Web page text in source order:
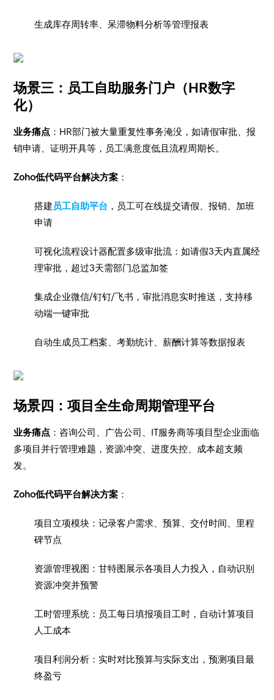
生成库存周转率、呆滞物料分析等管理报表
场景三：员工自助服务门户（HR数字
化）
业务痛点 ：HR部门被大量重复性事务淹没，如请假审批、报
销申请、证明开具等，员工满意度低且流程周期长。
Zoho低代码平台解决方案 ：
搭建 员工自助平台 ，员工可在线提交请假、报销、加班
申请
可视化流程设计器配置多级审批流：如请假3天内直属经
理审批，超过3天需部门总监加签
集成企业微信/钉钉/飞书，审批消息实时推送，支持移
动端一键审批
自动生成员工档案、考勤统计、薪酬计算等数据报表
场景四：项目全生命周期管理平台
业务痛点 ：咨询公司、广告公司、IT服务商等项目型企业面临
多项目并行管理难题，资源冲突、进度失控、成本超支频
发。
Zoho低代码平台解决方案 ：
项目立项模块：记录客户需求、预算、交付时间、里程
碑节点
资源管理视图：甘特图展示各项目人力投入，自动识别
资源冲突并预警
工时管理系统：员工每日填报项目工时，自动计算项目
人工成本
项目利润分析：实时对比预算与实际支出，预测项目最
终盈亏